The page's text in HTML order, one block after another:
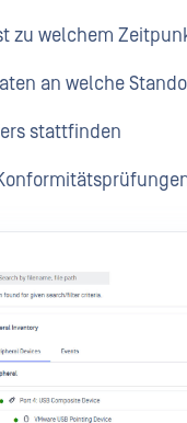
zu welchem
an welche
stattfinden